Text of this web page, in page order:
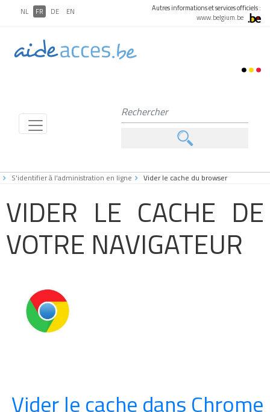
NL FR DE EN
Autres informations et services officiels :
www.belgium.be
S'identifier à l'administration en ligne Vider le cache du browser
VIDER LE CACHE DE
VOTRE NAVIGATEUR
Vider le cache dans Chrome